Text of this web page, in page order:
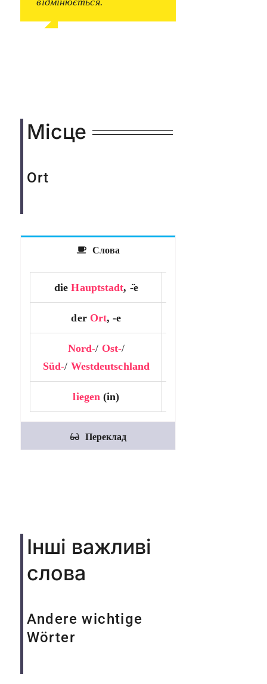
Місце
Ort
Слова
die Hauptstadt, -̈e
derOrt, -e
Nord-/ Ost-/
Süd-/ Westdeutschland
liegen (in)
Переклад
Інші важливі
слова
Andere wichtige
Wörter